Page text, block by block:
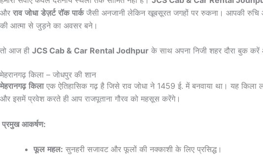
और राव जोधा डेज़र्ट रॉक पार्कजैसी अनजानी लेकिन खूबसूरत जगहों पर रुकना। आपकी रुचि
की आत्मा से जुड़ने का अवसर बने।
तो आज ही JCS Cab & Car Rental Jodhpur के साथ अपना निजी शहर दौरा बुक करें
मेहरानगढ़ किला – जोधपुर की शान
मेहरानगढ़ किलाएक ऐतिहासिक गढ़ है जिसे राव जोधा ने 1459 ई. में बनवाया था। यह
और इसमें प्रवेश करते ही आप राजपूताना गौरव को महसूस करेंगे।
प्रमुख आकर्षण:
फूल महल: सुनहरी सजावट और फूलों की नक्काशी के लिए प्रसिद्ध।